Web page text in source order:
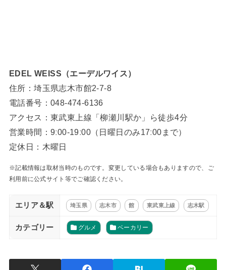
EDEL WEISS（エーデルワイス）
住所：埼玉県志木市館2-7-8
電話番号：048-474-6136
アクセス：東武東上線「柳瀬川駅か」ら徒歩4分
営業時間：9ː00-19ː00（日曜日のみ17ː00まで）
定休日：木曜日
※記載情報は取材当時のものです。変更している場合もありますので、ご
利用前に公式サイト等でご確認ください。
エリア＆駅 埼玉県 志木市 館 東武東上線 志木駅
カテゴリー グルメ ベーカリー